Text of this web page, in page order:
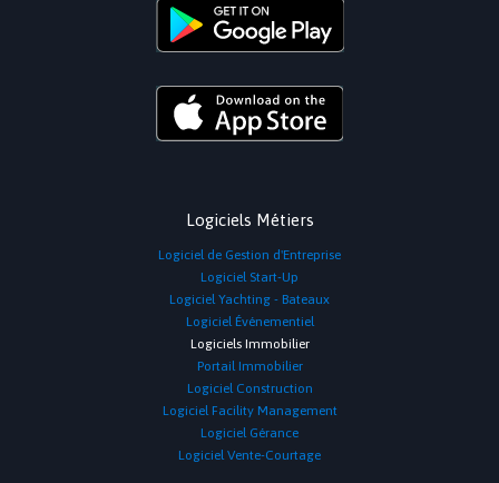
Logiciels Métiers
Logiciel de Gestion d'Entreprise
Logiciel Start-Up
Logiciel Yachting - Bateaux
Logiciel Événementiel
Logiciels Immobilier
Portail Immobilier
Logiciel Construction
Logiciel Facility Management
Logiciel Gérance
Logiciel Vente-Courtage